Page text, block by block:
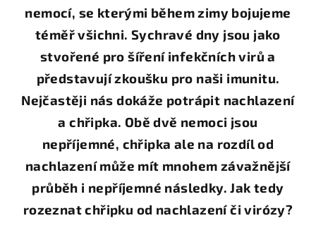
nemocí, se kterými během zimy bojujeme
téměř všichni. Sychravé dny jsou jako
stvořené pro šíření infekčních virů a
představují zkoušku pro naši imunitu.
Nejčastěji nás dokáže potrápit nachlazení
a chřipka. Obě dvě nemoci jsou
nepříjemné, chřipka ale na rozdíl od
nachlazení může mít mnohem závažnější
průběh i nepříjemné následky. Jak tedy
rozeznat chřipku od nachlazení či virózy?